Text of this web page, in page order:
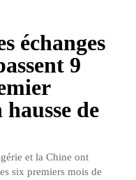
échanges
9
hausse de
et la Chine ont
six premiers mois de